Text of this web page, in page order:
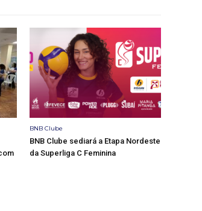
BNB Clube
BNB Clube sediará a Etapa Nordeste
da Superliga C Feminina